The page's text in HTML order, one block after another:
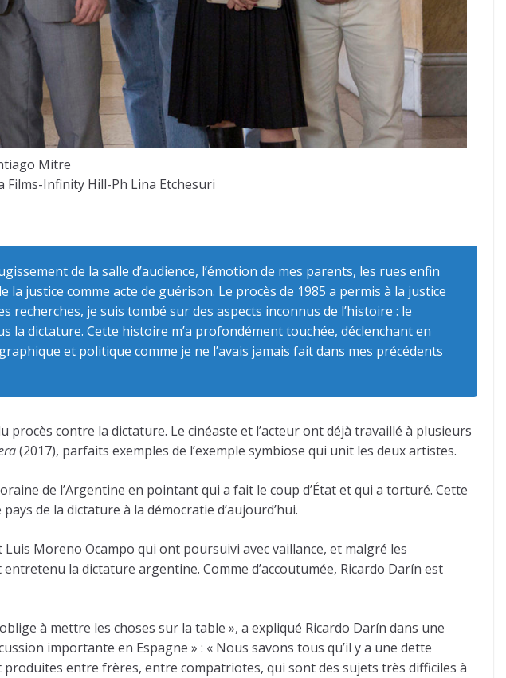
Mitre
Films-Infinity Hill-Ph Lina Etchesuri
de la salle d’audience, l’émotion de mes parents, les rues enfin
justice comme acte de guérison. Le procès de 1985 a permis à la justice
je suis tombé sur des aspects inconnus de l’histoire : le
la dictature. Cette histoire m’a profondément touchée, déclenchant en
et politique comme je ne l’avais jamais fait dans mes précédents
contre la dictature. Le cinéaste et l’acteur ont déjà travaillé à plusieurs
(2017), parfaits exemples de l’exemple symbiose qui unit les deux artistes.
de l’Argentine en pointant qui a fait le coup d’État et qui a torturé. Cette
de la dictature à la démocratie d’aujourd’hui.
Moreno Ocampo qui ont poursuivi avec vaillance, et malgré les
la dictature argentine. Comme d’accoutumée, Ricardo Darín est
à mettre les choses sur la table », a expliqué Ricardo Darín dans une
importante en Espagne » : « Nous savons tous qu’il y a une dette
entre frères, entre compatriotes, qui sont des sujets très difficiles à